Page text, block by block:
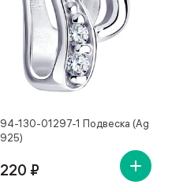
94-130-01297-1 Подвеска (Ag
925)
220 ₽